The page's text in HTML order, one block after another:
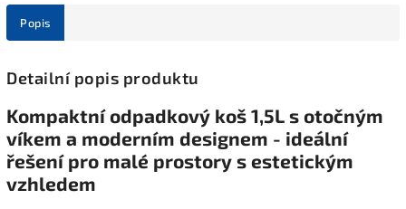
Popis
Detailní popis produktu
Kompaktní odpadkový koš 1,5L s otočným
víkem a moderním designem - ideální
řešení pro malé prostory s estetickým
vzhledem